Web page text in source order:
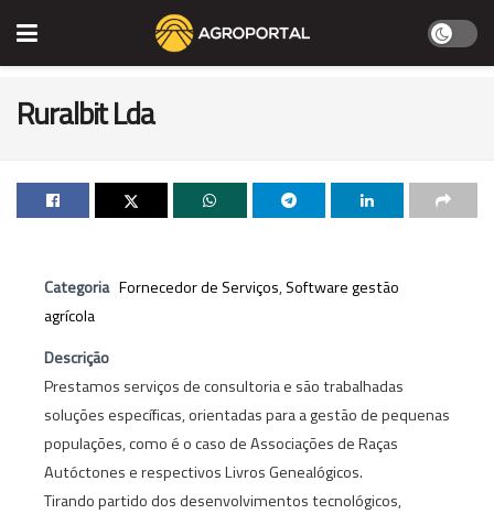
Ruralbit Lda
Categoria Fornecedor de Serviços,Software gestão
agrícola
Descrição
Prestamos serviços de consultoria e são trabalhadas
soluções específicas, orientadas para a gestão de pequenas
populações, como é o caso de Associações de Raças
Autóctones e respectivos Livros Genealógicos.
Tirando partido dos desenvolvimentos tecnológicos,